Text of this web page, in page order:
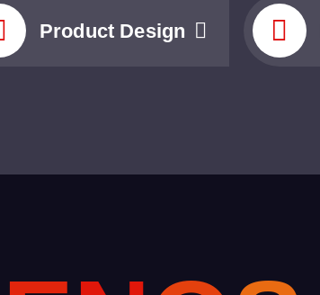
Product Design